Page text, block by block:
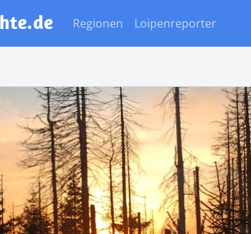
Regionen Loipenreporter